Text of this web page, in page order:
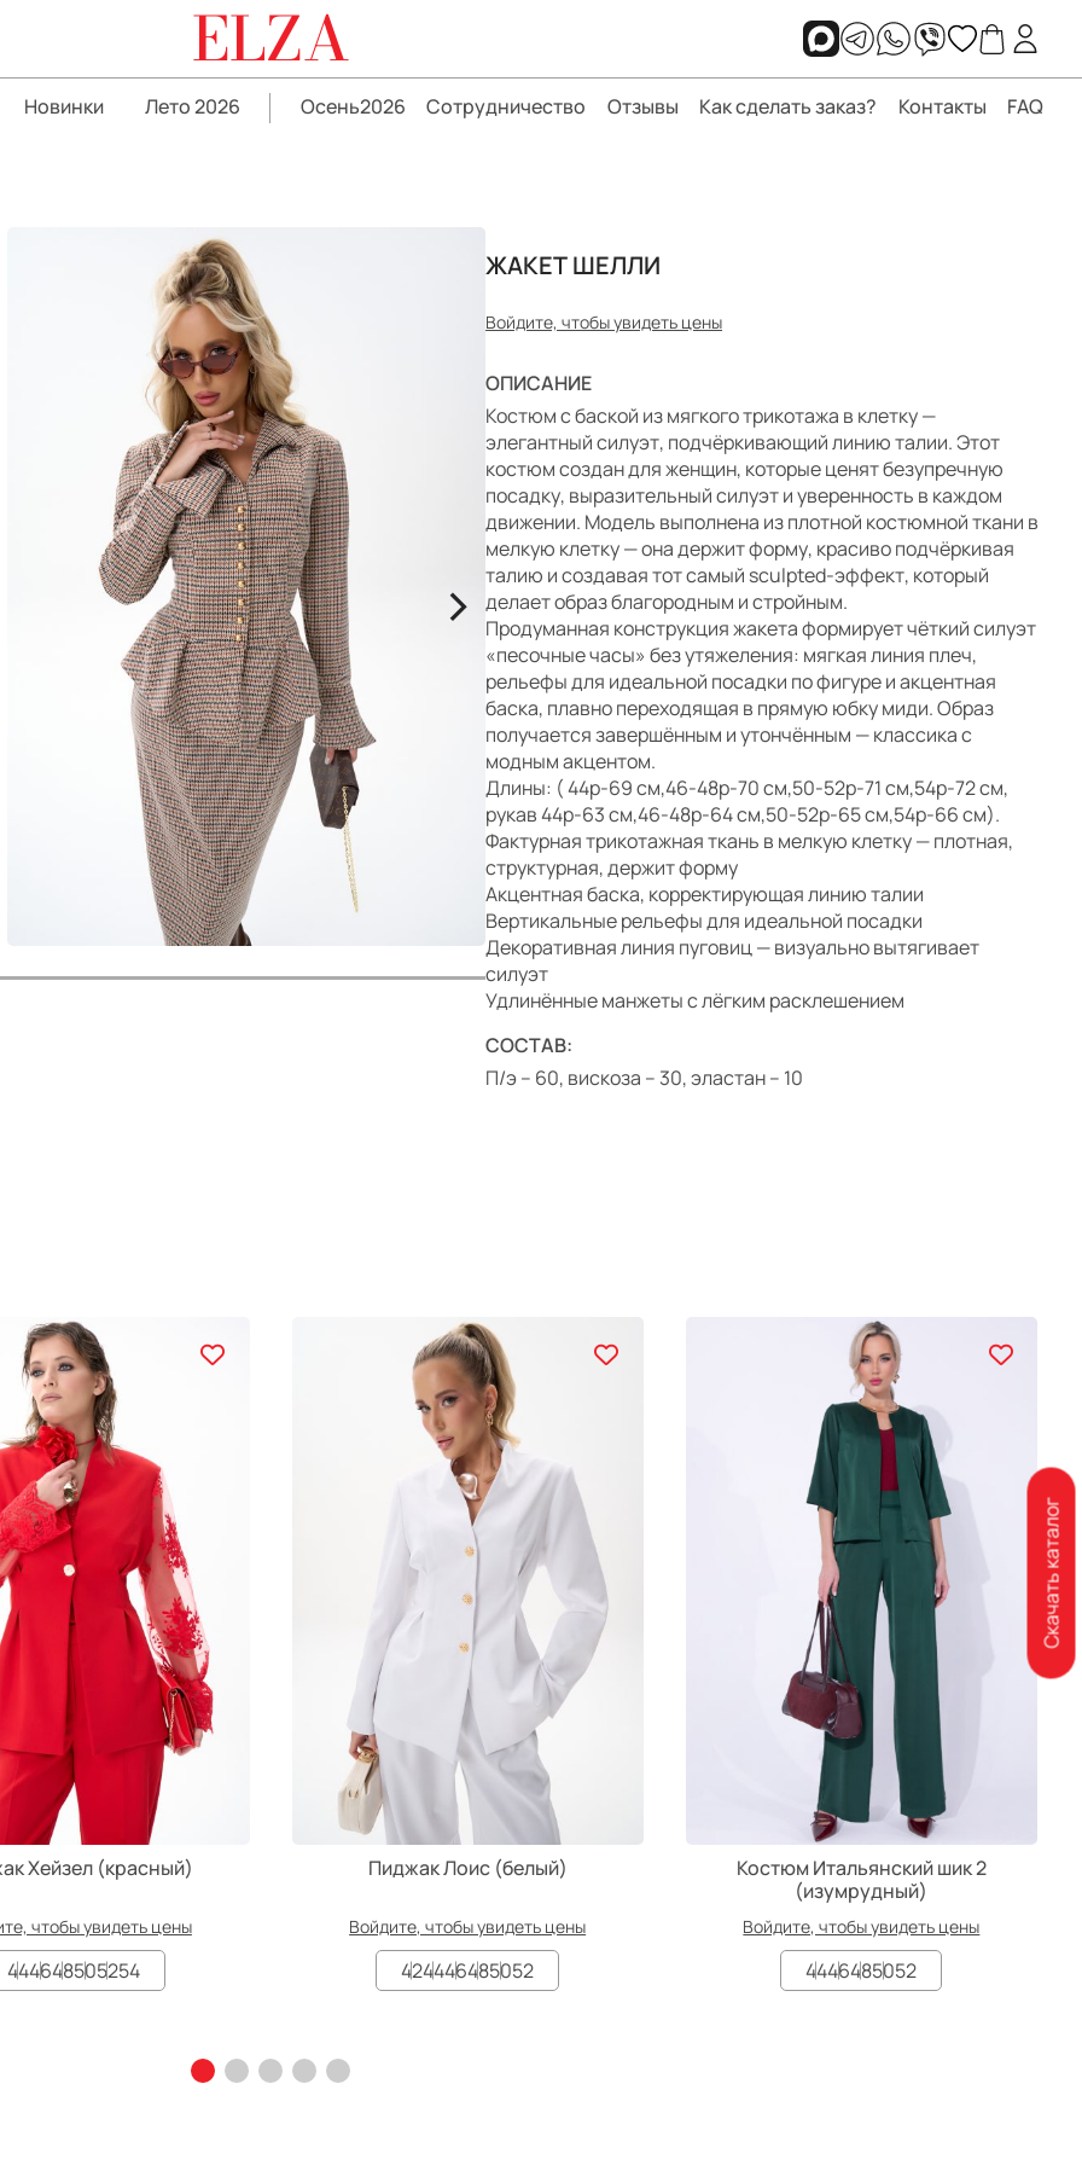
ELZA
Новинки Лето 2026 Осень2026 Сотрудничество Отзывы Как сделать заказ? Контакты FAQ
>
ЖАКЕТ ШЕЛЛИ
Войдите, чтобы увидеть цены
ОПИСАНИЕ
Костюм с баской из мягкого трикотажа в клетку —
элегантный силуэт, подчёркивающий линию талии. Этот
костюм создан для женщин, которые ценят безупречную
посадку, выразительный силуэт и уверенность в каждом
движении. Модель выполнена из плотной костюмной ткани в
мелкую клетку — она держит форму, красиво подчёркивая
талию и создавая тот самый sculpted-эффект, который
делает образ благородным и стройным.
Продуманная конструкция жакета формирует чёткий силуэт
«песочные часы» без утяжеления: мягкая линия плеч,
рельефы для идеальной посадки по фигуре и акцентная
баска, плавно переходящая в прямую юбку миди. Образ
получается завершённым и утончённым — классика с
модным акцентом.
Длины: ( 44р-69 см,46-48р-70 см,50-52р-71 см,54р-72 см,
рукав 44р-63 см,46-48р-64 см,50-52р-65 см,54р-66 см).
Фактурная трикотажная ткань в мелкую клетку — плотная,
структурная, держит форму
Акцентная баска, корректирующая линию талии
Вертикальные рельефы для идеальной посадки
Декоративная линия пуговиц — визуально вытягивает
силуэт
Удлинённые манжеты с лёгким расклешением
СОСТАВ:
П/э – 60, вискоза – 30, эластан – 10
Хейзел (красный)
чтобы увидеть цены
444648505254
Пиджак Лоис (белый)
Войдите, чтобы увидеть цены
424446485052
Костюм Итальянский шик 2
(изумрудный)
Войдите, чтобы увидеть цены
4446485052
Скачать каталог